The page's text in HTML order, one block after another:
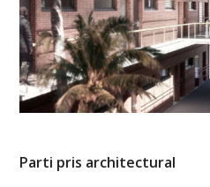
Parti pris architectural